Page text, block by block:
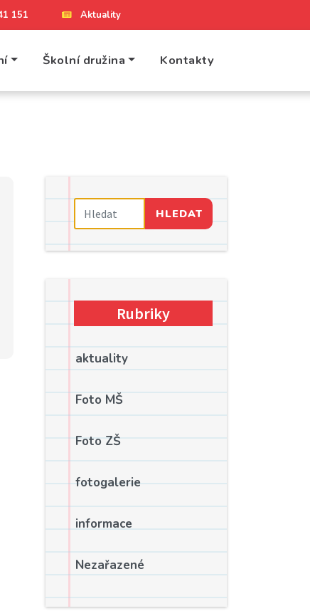
151 Aktuality
Školní družina Kontakty
HLEDAT
Rubriky
aktuality
Foto MŠ
Foto ZŠ
fotogalerie
informace
Nezařazené